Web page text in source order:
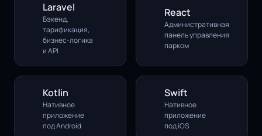
Laravel
Бэкенд,
тарификация,
бизнес-логика
и API
React
Административная
панель управления
парком
Kotlin
Нативное
приложение
под Android
Swift
Нативное
приложение
под iOS